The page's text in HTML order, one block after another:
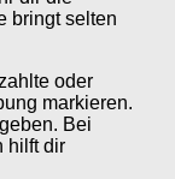
bringt selten
oder
markieren.
Bei
hilft dir